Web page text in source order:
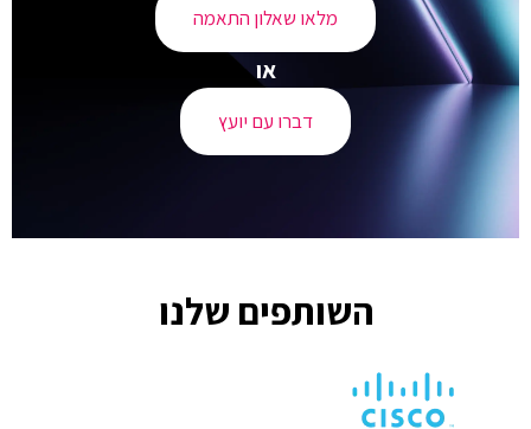
מלאו שאלון התאמה
או
דברו עם יועץ
השותפים שלנו